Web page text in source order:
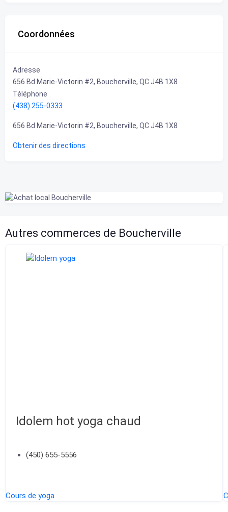
Coordonnées
Adresse
656 Bd Marie-Victorin #2, Boucherville, QC J4B 1X8
Téléphone
(438) 255-0333
656 Bd Marie-Victorin #2, Boucherville, QC J4B 1X8
Obtenir des directions
Autres commerces de Boucherville
Idolem hot yoga chaud
(450) 655-5556
Cours de yoga